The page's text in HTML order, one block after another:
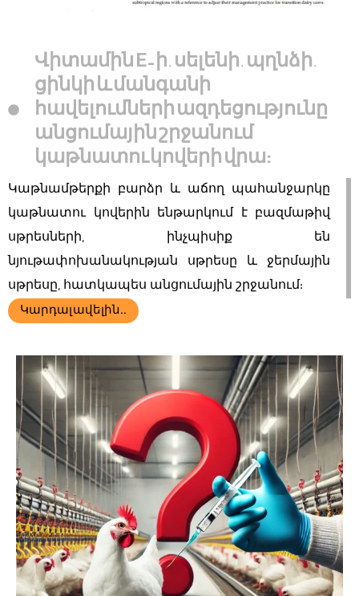
Վիտամին E-ի, սելենի, պղնձի,
ցինկի և մանգանի
հավելումների ազդեցությունը
անցումային շրջանում
կաթնատու կովերի վրա:
Կաթնամթերքի բարձր և աճող պահանջարկը
կաթնատու կովերին ենթարկում է բազմաթիվ
սթրեսների, ինչպիսիք են
նյութափոխանակության սթրեսը և ջերմային
սթրեսը, հատկապես անցումային շրջանում:
Կարդալ ավելին..